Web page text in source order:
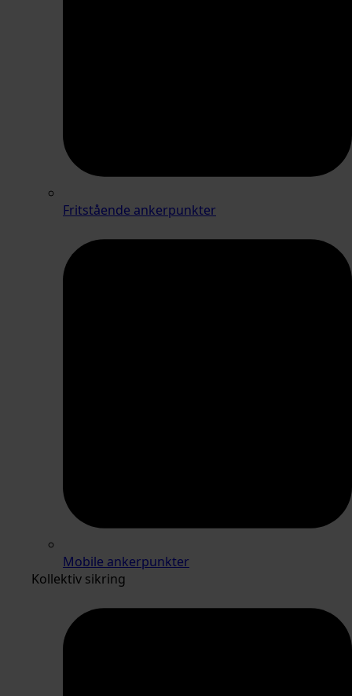
Fritstående ankerpunkter
Mobile ankerpunkter
Kollektiv sikring